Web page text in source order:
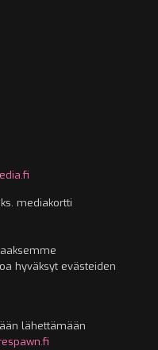
mediakortti
hyväksyt evästeiden
lähettämään